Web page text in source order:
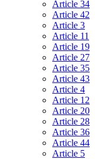
Article 34
Article 42
Article 3
Article 11
Article 19
Article 27
Article 35
Article 43
Article 4
Article 12
Article 20
Article 28
Article 36
Article 44
Article 5